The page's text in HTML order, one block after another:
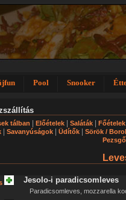
Pool Snooker
tálban Előételek Saláták Főételek
Savanyúságok Üdítők
Sörök /
Jesolo-i paradicsomleves
Paradicsomleves, mozzarella